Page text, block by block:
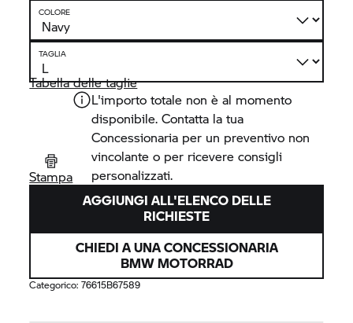
COLORE
TAGLIA
Tabella delle taglie
Stampa
L'importo totale non è al momento
disponibile. Contatta la tua
Concessionaria per un preventivo non
vincolante o per ricevere consigli
personalizzati.
AGGIUNGI ALL'ELENCO DELLE
RICHIESTE
CHIEDI A UNA CONCESSIONARIA
BMW MOTORRAD
Categorico:76615B67589